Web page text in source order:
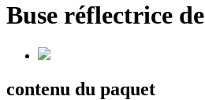
Buse réflectrice
contenu du paquet